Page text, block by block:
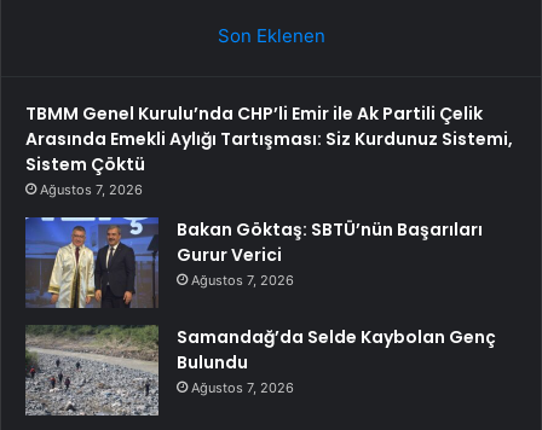
Son Eklenen
TBMM Genel Kurulu’nda CHP’li Emir ile Ak Partili Çelik
Arasında Emekli Aylığı Tartışması: Siz Kurdunuz Sistemi,
Sistem Çöktü
Ağustos 7, 2026
Bakan Göktaş: SBTÜ’nün Başarıları
Gurur Verici
Ağustos 7, 2026
Samandağ’da Selde Kaybolan Genç
Bulundu
Ağustos 7, 2026